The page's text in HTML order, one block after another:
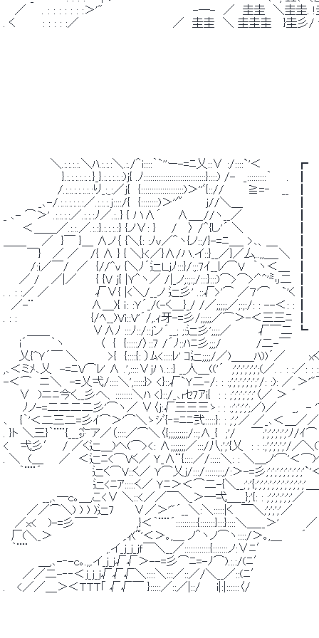
／　　. : : : : : : :＞'"　　　　　　　　　　　 -─-　／　圭圭　＼圭
. く　　　 : : : : :／　　　　　　　　　　　　／　圭圭　＼ 圭圭圭　 }圭
＼.:.:.:.:.＼ﾊ.:.:.:＼.:./＾i::::｀`''ー-=ﾆ乂::∨ :/::::`'＜　　　　 ┏　　　　　　
}.:.:.:.:.:.:.}_}.:.:.:.:.:)j{ .ﾉ:::::::::::::::::::::::::::::}::::) /-　_:::::::::｀ 　 .　┃　　　　
/.:.:.:.:.:.:.:り_:_:／j{　{::::::::::::::::::::)＞''ﾞ{:://　　　≧=‐　 __　┃　　　　　
_､-/.:.:.:.:.:.:／.:.:.:.j::::/{　{::::::::)＞''~　　　j//＼＿　　　　　 　 ┃　　……
_ ､- ⌒＞' .:.:.:.:／.:.:.:ﾉ／.:..} { ハ∧´　　∧＿_//ヽ__／　　　　　　　┃　　　　
＜＿＿／.:.:.／.:.:}.:.:.:.:} {ノ∨: }　　/　 〉 /＾{し'´ ＼　　 　 　 　 ┃　　
＿＿　　／　}￣ }＿ ∧ノ｛ {＼{: :ﾉｖ／＾ヽ{ノ::/}-=ﾆ＿_ >､、＿　　 ┃
￣}　 ／ ／　 /{ ∧ } { ＼}<／}∧/ハ.イ::}__／}／厶..,,＿_＼  ┃　　　　　　
/:i／￣/　／　{//^v {＼ﾉ´辷Ｌjﾉ:::}/:;:7ｲ__ﾚ'⌒V　｀ヽ＜＿ ┃　　ティアマ
／ /　 ／|／　　 { {V j{ |Ｙ＾ヽ／ /|_ノ;:;:;/:::}:::)⌒>⌒>'＾^'㍉二  ┃　　《
. . : :／ ／　　　　 　 √∨{ |<＼/__ノ 辷彡' .::√>'⌒ ／７'⌒　 `'く ┃　　　　　
／-¨ 　 　 　 　 　∧＿){ ｉ: :Ｙ´_/(-く＿}_/ /／;;;;;／;:;:/: : --＜: : ┃
. : :　　　　　　　　　 {/ﾍ__)Vi::V'´/,.ｨ牙-=彡/;;;;;／⌒＞-＜三三ﾆ  ┃　　　　
＿＿　　　　　 ∨∧ﾉ :::ﾉ::/::jン´__; ;:辷彡';;;;／　　　 √￣二  ┗　　　　　
i´　　　｀ヽ　　　　 〈　{　{:::::/〉::7 /´ﾉ::ﾊﾆ彡;;;/　　　　 /二-￣　　　　
乂{^Ｙ´￣ ＼　　 　 >{　{::::{: ）ﾑ<::::ﾚ' ｺ辷;;;;/／)＿＿ﾊ))´／　　　xく
,､＜ミﾒ､乂　-=ﾆV⌒ﾚ' ∧ .',::::∨jハ.:.:} __人＿(('´　;';';';';';';(／. . : :／: : : ＼／
-＜⌒　ニ＼　-=乂弌/::::＼',:::::}> <}::√`Ｙ二-/: : :;';';';';';';'/: :): ／ ＞'"￣￣７
∨　)ニﾆ今く__彡へ、::::::::＼ﾊ <}::/_､rｾ7ｱi{　: : ;';';';';';'〈／ ＞ ´　　　　／
ﾉノ-=二二二二彡'⌒ヽ／ ∨〈j:√三三三ゝ: : :;';';';';／)／　　_,　- 'ア)__　
､　 {｀'＜二三二=彡ｲ⌒＞'⌒＼ゝｼﾞ{‐=ﾆﾆ弐:::::}: : ;';'／ ／_､＜＿／／
. }ト ＼三}｀¨¨{___㌻ア／（::::／⌒＼〈{;;;;;;;;;/::;∧_{　;'/　　￣;';';';';';'ﾉ/ｲ⌒
<　 弌彡′　/ ／く辷＿)へ(⌒><: ∧;;;;;;;／:::/八;';'{乂　: : :;';';';';'/／＼(⌒'く_
. ＼　(＿　　／　＜辷ﾆ<⌒Vく／ Ｙ_∧¨{::::／/:::::＼: : ＼＿ノ'⌒'＜⌒)へ
｀¨¨´　　　　　　 辷く⌒V::く／ Ｙ⌒乂j/:::/::::::;:;/:＞-=彡;';';';';';';';';'`'＜
辷<ﾆｱ:::::く／ Ｙﾆ＞＜⌒二-{＼__;';'{;';';';';';';';';';';';'＿__＼:〉　　　
__,､─c｡＿,こ<∨ ＼::<／／￣＼_＞─弌＿__};'{: : ;';';';';';'／　　　∨　
／／⌒＼) ) ) )辷7　　 ∨／＞'"´__＼:＼:::::|く　￣＼;';';';'／　　　 ／　　
／x<　 )-=彡￣￣　　　　　,}＜｀¨¨´::::::::::{:::::::}:::}::::＼＿__＞'　　　 ／
厂(＼_＞　　　　　　　　　,.ｨ(~'＜＞｡,＿ ノ＾ヽノ⌒ヽ::::/＞｡,＿　　 ´　
｀¨¨　　　　　　　　　　,.イ_j_j_jｆ￣＼__／::::::::::::{:::::::ノ:∨ﾆ′　　　　　
＿,､-‐-c｡.,,.イ_j_j√√＞--=彡⌒ﾆ=-ﾉ⌒).:.:/(ﾆ′　　　　　　　　　　　
／／二-‐‐＜j_j_j√√√＼::::＼:::／::／/＼__／::(ﾆ′　　　　　　　　　
.　 <／／＿＞＜ＴＴＴ｢ √√￣ }:::::／::／|::/　　i|:|::::::〈/　　　　　　　　　